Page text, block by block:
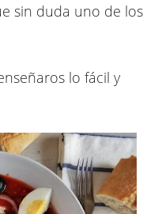
sin duda uno de los
lo fácil y